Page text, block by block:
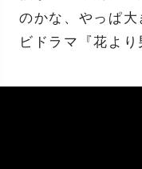
のかな、やっぱ
ビドラマ『花より